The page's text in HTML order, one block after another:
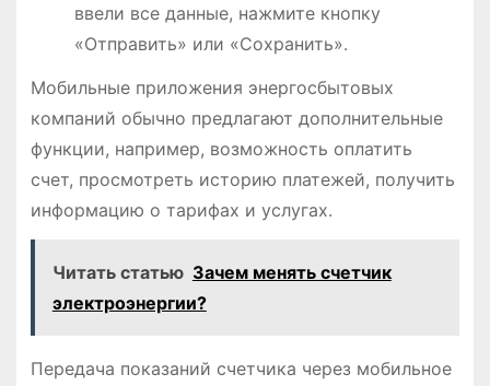
ввели все данные, нажмите кнопку
«Отправить» или «Сохранить».
Мобильные приложения энергосбытовых
компаний обычно предлагают дополнительные
функции, например, возможность оплатить
счет, просмотреть историю платежей, получить
информацию о тарифах и услугах.
Читать статью Зачем менять счетчик
электроэнергии?
Передача показаний счетчика через мобильное